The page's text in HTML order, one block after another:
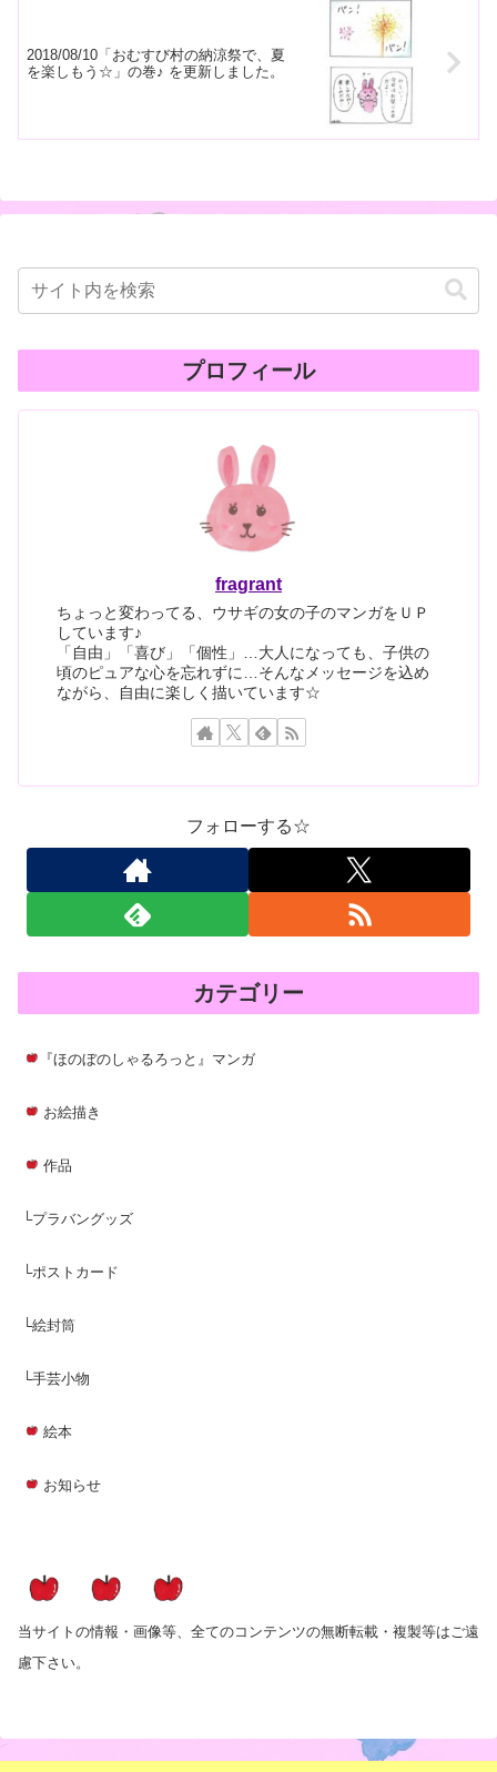
2018/08/10「おむすび村の納涼祭で、夏
を楽しもう☆」の巻♪ を更新しました。
プロフィール
fragrant
ちょっと変わってる、ウサギの女の子のマンガをＵＰ
しています♪
「自由」「喜び」「個性」…大人になっても、子供の
頃のピュアな心を忘れずに…そんなメッセージを込め
ながら、自由に楽しく描いています☆
フォローする☆
カテゴリー
『ほのぼのしゃるろっと』マンガ
お絵描き
作品
└プラバングッズ
└ポストカード
└絵封筒
└手芸小物
絵本
お知らせ
当サイトの情報・画像等、全てのコンテンツの無断転載・複製等はご遠
慮下さい。